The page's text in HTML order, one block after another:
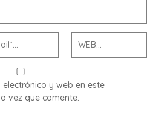
y web en este
vez que comente.